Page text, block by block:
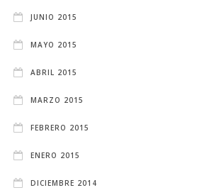
JUNIO 2015
MAYO 2015
ABRIL 2015
MARZO 2015
FEBRERO 2015
ENERO 2015
DICIEMBRE 2014